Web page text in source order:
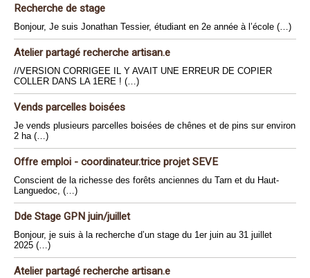
Recherche de stage
Bonjour, Je suis Jonathan Tessier, étudiant en 2e année à l’école (…)
Atelier partagé recherche artisan.e
//VERSION CORRIGEE IL Y AVAIT UNE ERREUR DE COPIER
COLLER DANS LA 1ERE ! (…)
Vends parcelles boisées
Je vends plusieurs parcelles boisées de chênes et de pins sur environ
2 ha (…)
Offre emploi - coordinateur.trice projet SEVE
Conscient de la richesse des forêts anciennes du Tarn et du Haut-
Languedoc, (…)
Dde Stage GPN juin/juillet
Bonjour, je suis à la recherche d’un stage du 1er juin au 31 juillet
2025 (…)
Atelier partagé recherche artisan.e